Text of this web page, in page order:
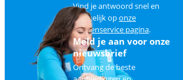
Vind je antwoord snel en
makkelijk oponze
klantenservice pagina.
Meld je aan voor onze
nieuwsbrief
Ontvang de beste